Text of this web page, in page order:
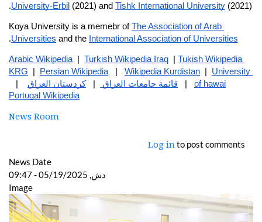
University-Erbil (2021) and Tishk International University (2021).
Koya University is a memebr of The Association of Arab
Universities and the International Association of Universities
.
Arabic Wikipedia Turkish Wikipedia Iraq
Tukish Wikipedia
KRG
Persian Wikipedia Wikipedia Kurdistan
University
of hawai
قائمة جامعات العراق | كردستان العراق
Portugal Wikipedia
News Room
Log into post comments
News Date
دش, 05/19/2025 - 09:47
Image